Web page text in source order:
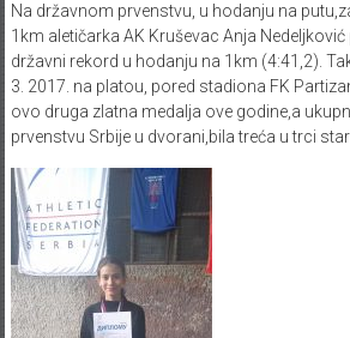
Na državnom prvenstvu, u hodanju na
1km aletičarka AK Kruševac Anja
državni rekord u hodanju na 1km (4:41,2).
3. 2017. na platou, pored stadiona FK
ovo druga zlatna medalja ove godine,a
prvenstvu Srbije u dvorani,bila treća u trci